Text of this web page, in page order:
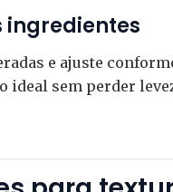
ingredientes
e ajuste
ideal sem perder